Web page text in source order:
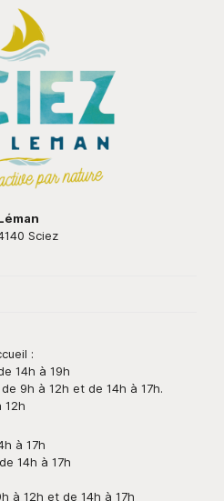
Sciez
:
14h à 19h
9h à 12h et de 14h à 17h.
12h
à 17h
14h à 17h
à 12h et de 14h à 17h